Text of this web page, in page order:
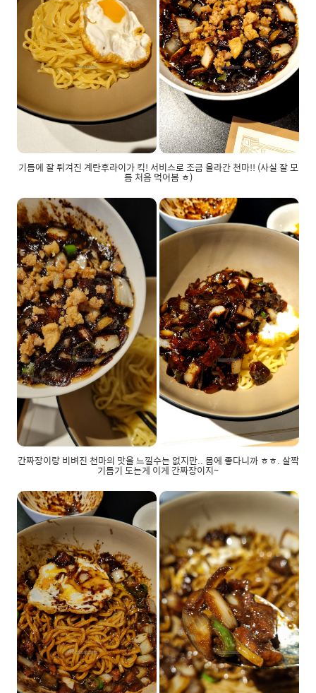
기름에 잘 튀겨진 계란후라이가 킥! 서비스로 조금 올라간 천마!! (사실 잘 모
름 처음 먹어봄 ㅎ)
간짜장이랑 비벼진 천마의 맛을 느낄수는 없지만.. 몸에 좋다니까 ㅎㅎ. 살짝
기름기 도는게 이게 간짜장이지~